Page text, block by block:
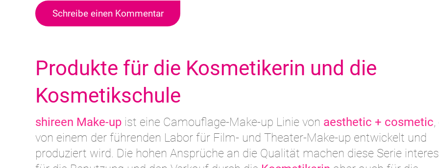
Schreibe einen Kommentar
Produkte für die Kosmetikerin und die
Kosmetikschule
shireen Make-up ist eine Camouflage-Make-up Linie von aesthetic + cosmetic
von einem der führenden Labor für Film- und Theater-Make-up entwickelt und
produziert wird. Die hohen Ansprüche an die Qualität machen diese Serie